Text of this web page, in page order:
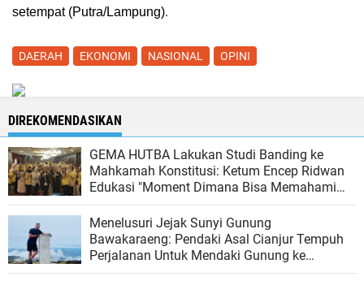
setempat (Putra/Lampung).
DAERAH EKONOMI NASIONAL OPINI
DIREKOMENDASIKAN
GEMA HUTBA Lakukan Studi Banding ke
Mahkamah Konstitusi: Ketum Encep Ridwan
Edukasi "Moment Dimana Bisa Memahami
Hukum Lebih Luas".
‎Menelusuri Jejak Sunyi Gunung
Bawakaraeng: Pendaki Asal Cianjur Tempuh
Perjalanan Untuk Mendaki Gunung ke
Sulawesi Selatan‎